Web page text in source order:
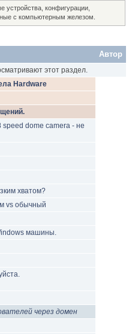
устройства, конфигурации,
с компьютерным железом.
Автор
этот раздел.
Hardware
speed dome camera - не
хватом?
vs обычный
машины.
через домен